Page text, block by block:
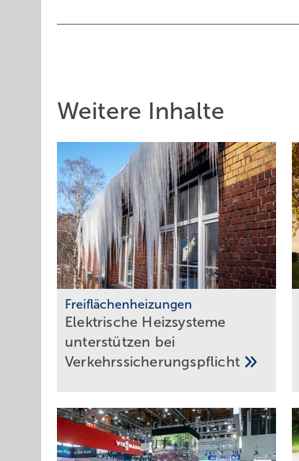
Weitere Inhalte
Freiflächenheizungen
Elektrische Heizsysteme
unter­stützen bei
Ver­kehrs­siche­rungs­pflicht